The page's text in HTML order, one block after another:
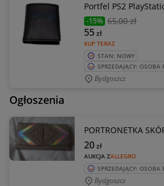
Portfel PS2
-15% 65,00 zł
KUP TERAZ
55zł
STAN: NOWY
SPRZEDAJĄCY: OSOBA
Bydgoszcz
Ogłoszenia
PORTRONETKA
AUKCJA ZALLEGRO
20zł
SPRZEDAJĄCY: OSOBA
Bydgoszcz